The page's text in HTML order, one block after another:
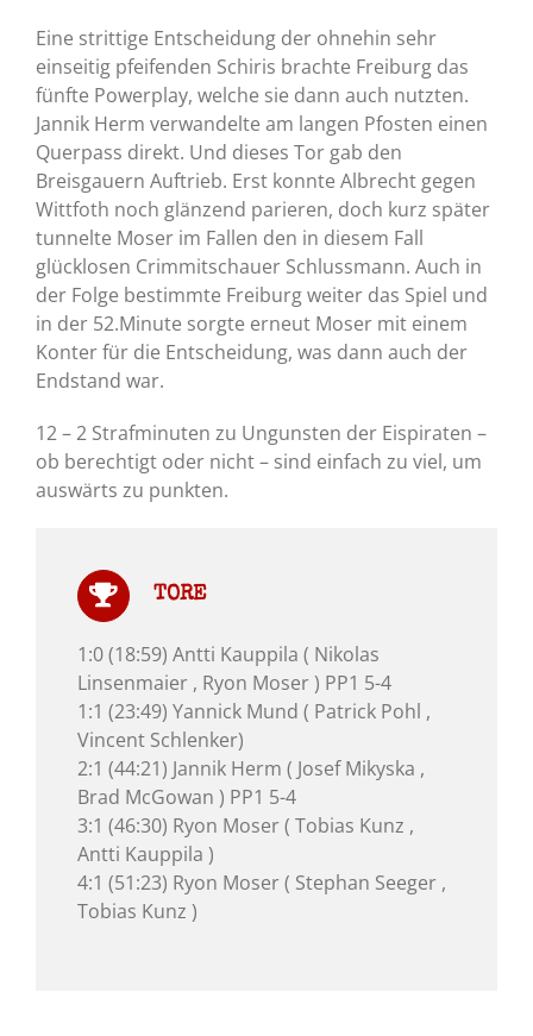
Eine strittige Entscheidung der ohnehin sehr
einseitig pfeifenden Schiris brachte Freiburg das
fünfte Powerplay, welche sie dann auch nutzten.
Jannik Herm verwandelte am langen Pfosten einen
Querpass direkt. Und dieses Tor gab den
Breisgauern Auftrieb. Erst konnte Albrecht gegen
Wittfoth noch glänzend parieren, doch kurz später
tunnelte Moser im Fallen den in diesem Fall
glücklosen Crimmitschauer Schlussmann. Auch in
der Folge bestimmte Freiburg weiter das Spiel und
in der 52.Minute sorgte erneut Moser mit einem
Konter für die Entscheidung, was dann auch der
Endstand war.
12 – 2 Strafminuten zu Ungunsten der Eispiraten –
ob berechtigt oder nicht – sind einfach zu viel, um
auswärts zu punkten.
TORE
1:0 (18:59) Antti Kauppila ( Nikolas
Linsenmaier , Ryon Moser ) PP1 5-4
1:1 (23:49) Yannick Mund ( Patrick Pohl ,
Vincent Schlenker)
2:1 (44:21) Jannik Herm ( Josef Mikyska ,
Brad McGowan ) PP1 5-4
3:1 (46:30) Ryon Moser ( Tobias Kunz ,
Antti Kauppila )
4:1 (51:23) Ryon Moser ( Stephan Seeger ,
Tobias Kunz )